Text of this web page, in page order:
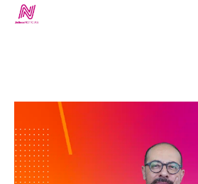
Inicio
TV en Vivo
Jalisco Noticias